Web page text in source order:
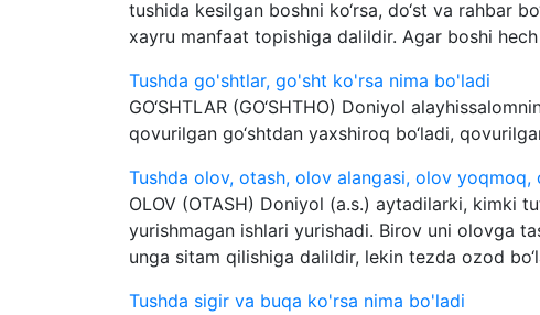
tushida kesilgan boshni ko‘rsa, do‘st va rahbar
xayru manfaat topishiga dalildir. Agar boshi
Tushda go'shtlar, go'sht ko'rsa nima bo'ladi
GO‘SHTLAR (GO‘SHTHO) Doniyol
qovurilgan go‘shtdan yaxshiroq bo‘ladi,
Tushda olov, otash, olov alangasi, olov
OLOV (OTASH) Doniyol (a.s.) aytadilarki, kimki
yurishmagan ishlari yurishadi. Birov uni olovga
unga sitam qilishiga dalildir, lekin tezda ozod
Tushda sigir va buqa ko'rsa nima bo'ladi